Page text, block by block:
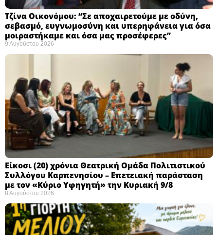
Τζίνα Οικονόμου: “Σε αποχαιρετούμε με οδύνη,
σεβασμό, ευγνωμοσύνη και υπερηφάνεια για όσα
μοιραστήκαμε και όσα μας προσέφερες”
9 Αυγούστου 2026
Eίκοσι (20) χρόνια Θεατρική Ομάδα Πολιτιστικού
Συλλόγου Καρπενησίου – Επετειακή παράσταση
με τον «Κύριο Υφηγητή» την Κυριακή 9/8
8 Αυγούστου 2026